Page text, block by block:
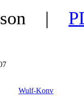
|
Wulf-Konv